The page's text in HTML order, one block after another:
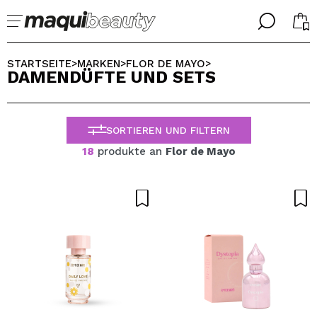
╳
Ich bin bereits #maquilover, ich habe ein Konto
Ich habe hier kein Konto
╳
WÄHLE DEINE SPRACHE
ALEMAN
ESPAÑOL
ENGLISH
FRANCES
STARTSEITE>MARKEN>FLOR DE MAYO>
DAMENDÜFTE UND SETS
SORTIEREN UND FILTERN
18 produkte an Flor de Mayo